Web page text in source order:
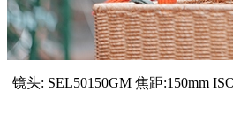
镜头: SEL50150GM 焦距:150mm